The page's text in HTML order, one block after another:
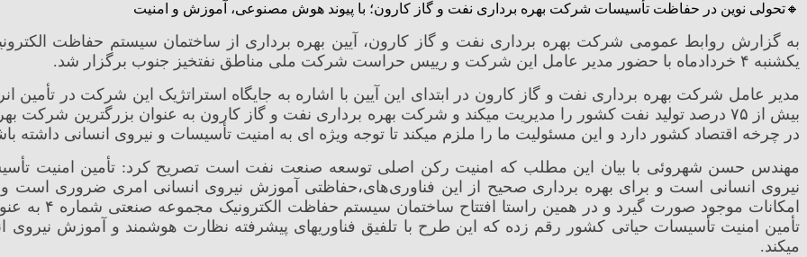
🔸تحولی نوین در حفاظت تأسیسات شرکت بهره برداری نفت و گاز کارون؛ با پیوند هوش مصنوعی، آموزش و امنیت
یکشنبه ۴ خردادماه با حضور مدیر عامل این شرکت و رییس حراست شرکت ملی مناطق نفتخیز جنوب برگزار شد.
مدیر عامل شرکت بهره برداری نفت و گاز کارون در ابتدای این آیین با اشاره به جایگاه استراتژیک این شرکت در
بیش از ۷۵ درصد تولید نفت کشور را مدیریت میکند و شرکت بهره برداری نفت و گاز کارون به عنوان بزرگترین
در چرخه اقتصاد کشور دارد و این مسئولیت ما را ملزم میکند تا توجه ویژه ای به امنیت تأسیسات و نیروی انسانی داشته
مهندس حسن شهروئی با بیان این مطلب که امنیت رکن اصلی توسعه صنعت نفت است تصریح کرد: تأمین امنیت
نیروی انسانی است و برای بهره برداری صحیح از این فناوری‌های،حفاظتی آموزش نیروی انسانی امری ضروری است و
امکانات
تأمین امنیت تأسیسات حیاتی کشور رقم زده که این طرح با تلفیق فناوریهای پیشرفته نظارت هوشمند و آموزش
میکند.